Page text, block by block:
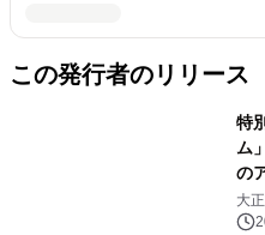
この発行者のリリース
特
ム
の
大